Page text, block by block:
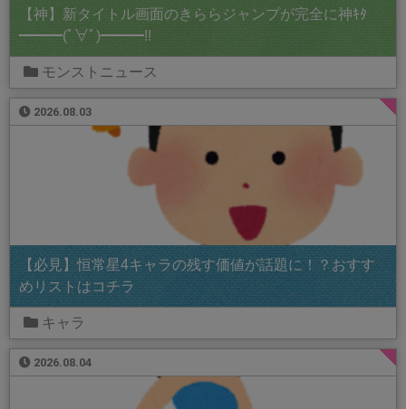
【神】新タイトル画面のきららジャンプが完全に神ｷﾀ
━━━(ﾟ∀ﾟ)━━━!!
モンストニュース
2026.08.03
【必見】恒常星4キャラの残す価値が話題に！？おすす
めリストはコチラ
キャラ
2026.08.04